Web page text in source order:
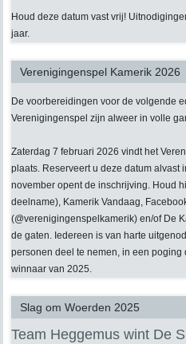
Houd deze datum vast vrij!
jaar.
Verenigingenspel Kamerik 2026
De voorbereidingen voor de volgende
Verenigingenspel zijn alweer in volle
Zaterdag 7 februari 2026 vindt het
plaats. Reserveert u deze datum alvast
november opent de inschrijving. Houd
deelname), Kamerik Vandaag,
(@verenigingenspelkamerik) en/of De
de gaten. Iedereen is van harte
personen deel te nemen, in een poging
winnaar van 2025.
Slag om Woerden 2025
Team Heggemus wint De